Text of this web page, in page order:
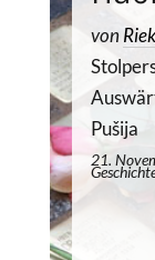
von
Pušija
21.